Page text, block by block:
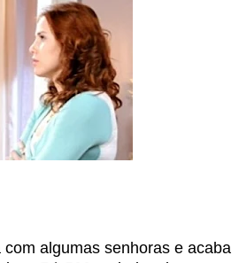
algumas senhoras e acaba